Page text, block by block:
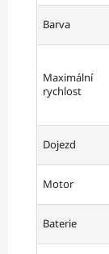
Barva
Maximální
rychlost
Dojezd
Motor
Baterie